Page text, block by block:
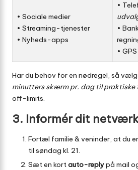
• Sociale medier
• Streaming-tjenester
• Nyheds-apps
•
•
•
Har du behov for en nødregel, så vælg
minutters skærm pr. dag til praktiske
off-limits.
3. Informér dit
Fortæl familie & veninder, at du
til søndag kl. 21.
Sæt en kortauto-replypå mail